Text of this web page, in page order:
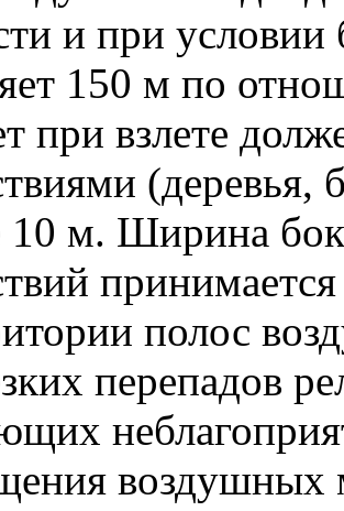
и при условии
150 м по
при взлете
м. Ширина
полос
перепадов
воздушных